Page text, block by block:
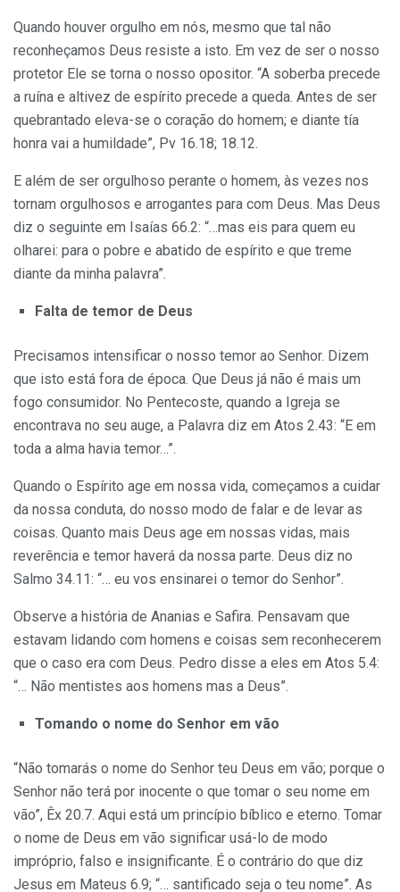
Quando houver orgulho em nós, mesmo que tal não
reconheçamos Deus resiste a isto. Em vez de ser o nosso
protetor Ele se torna o nosso opositor. “A soberba precede
a ruína e altivez de espírito precede a que­da. Antes de ser
quebrantado eleva-se o coração do homem; e diante tía
honra vai a humildade”, Pv 16.18; 18.12.
E além de ser orgulhoso perante o homem, às vezes nos
tornam orgulhosos e arrogantes para com Deus. Mas Deus
diz o seguinte em Isaías 66.2: “…mas eis para quem eu
olharei: para o pobre e abatido de espírito e que treme
diante da minha palavra”.
Falta de temor de Deus
Precisamos intensificar o nosso temor ao Senhor. Dizem
que isto está fora de época. Que Deus já não é mais um
fogo consumidor. No Pentecoste, quando a Igreja se
encontrava no seu auge, a Palavra diz em Atos 2.43: “E em
toda a alma havia temor…”.
Quando o Espírito age em nossa vida, começamos a cuidar
da nossa conduta, do nosso modo de falar e de levar as
coisas. Quanto mais Deus age em nossas vidas, mais
reverência e temor haverá da nossa parte. Deus diz no
Salmo 34.11: “… eu vos ensinarei o temor do Senhor”.
Observe a história de Ananias e Safira. Pensavam que
estavam lidando com homens e coisas sem reconhecerem
que o caso era com Deus. Pedro disse a eles em Atos 5.4:
“… Não mentistes aos homens mas a Deus”.
Tomando o nome do Senhor em vão
“Não tomarás o nome do Senhor teu Deus em vão; porque o
Senhor não terá por inocente o que tomar o seu nome em
vão”, Êx 20.7. Aqui está um princípio bíblico e eterno. Tomar
o nome de Deus em vão signi­ficar usá-lo de modo
impróprio, falso e insignificante. É o contrário do que diz
Jesus em Mateus 6.9; “… santificado seja o teu nome”. As